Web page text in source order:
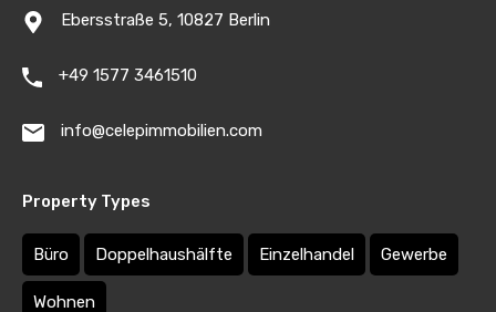
Ebersstraße 5, 10827 Berlin
+49 1577 3461510
info@celepimmobilien.com
Property Types
Büro Doppelhaushälfte Einzelhandel Gewerbe
Wohnen